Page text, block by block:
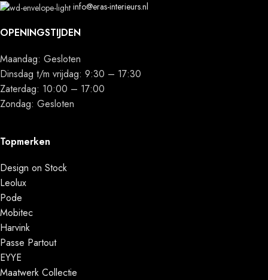
info@eras-interieurs.nl
OPENINGSTIJDEN
Maandag: Gesloten
Dinsdag t/m vrijdag: 9:30 – 17:30
Zaterdag: 10:00 – 17:00
Zondag: Gesloten
Topmerken
Design on Stock
Leolux
Pode
Mobitec
Harvink
Passe Partout
EYYE
Maatwerk Collectie